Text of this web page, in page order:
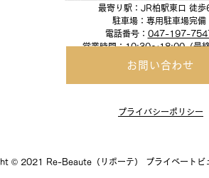
最寄り駅：JR柏駅東口 徒歩
​駐車場：専用駐車場完備
​電話番号： 047-197-
営業時間：10:30～18:00（最
© 2021 Re-Beaute（リボーテ） プライベートビ
お問い合わせ
プライバシーポリシー